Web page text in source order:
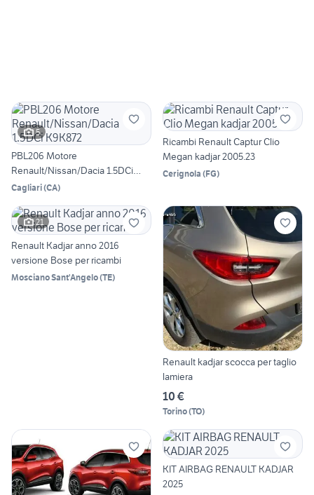
5
PBL206 Motore
Renault/Nissan/Dacia 1.5DCi
K9K872
Cagliari(CA)
Ricambi Renault Captur Clio
Megan kadjar 2005.23
Cerignola (FG)
21
Renault Kadjar anno 2016
versione Bose per ricambi
Mosciano Sant'Angelo(TE)
Renault kadjar scocca per taglio
lamiera
10 €
Torino(TO)
KIT AIRBAG RENAULT KADJAR
2025